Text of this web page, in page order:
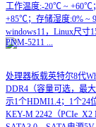
工作温度:-20℃ ~ +60℃
+85℃；存储湿度:0% ~
windows11，Linux尺寸
PNM-5211 ...
处理器板载英特尔8代
DDR4（容量可选，最
示1个HDMI1.4；1个24
KEY-M 2242（